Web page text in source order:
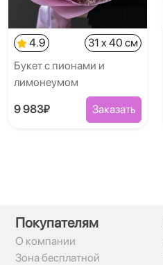
4.9
31 x 40 см
Букет с пионами и
лимонеумом
9 983₽ Заказать
Покупателям
О компании
Зона бесплатной